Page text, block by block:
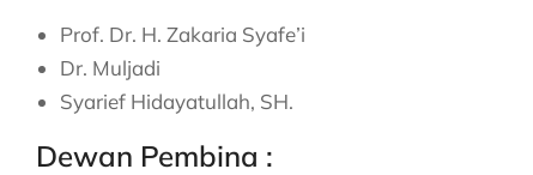
Prof. Dr. H. Zakaria Syafe’i
Dr. Muljadi
Syarief Hidayatullah, SH.
Dewan Pembina :